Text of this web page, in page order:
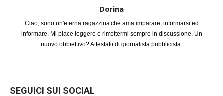
Dorina
Ciao, sono un'eterna ragazzina che ama imparare, informarsi ed
informare. Mi piace leggere e rimettermi sempre in discussione. Un
nuovo obbiettivo? Attestato di giornalista pubblicista.
SEGUICI SUI SOCIAL